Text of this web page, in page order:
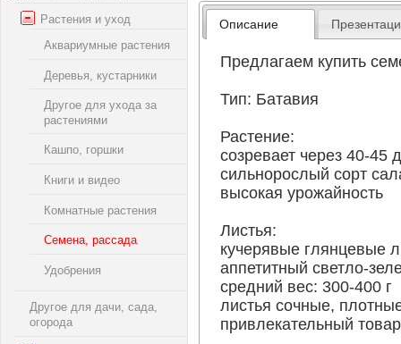
Растения и уход
Аквариумные растения
Деревья, кустарники
Другое для ухода за
растениями
Кашпо, горшки
Книги и видео
Комнатные растения
Семена, рассада
Удобрения
Другое для дачи, сада,
огорода
Описание
Предлагаем купить
Тип: Батавия
Растение:
созревает через 40-45
сильнорослый сорт
высокая урожайность
Листья:
кучерявые глянцевые
аппетитный светло-
средний вес: 300-400 г
листья сочные,
привлекательный